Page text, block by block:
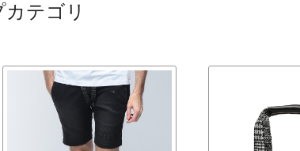
テゴリ